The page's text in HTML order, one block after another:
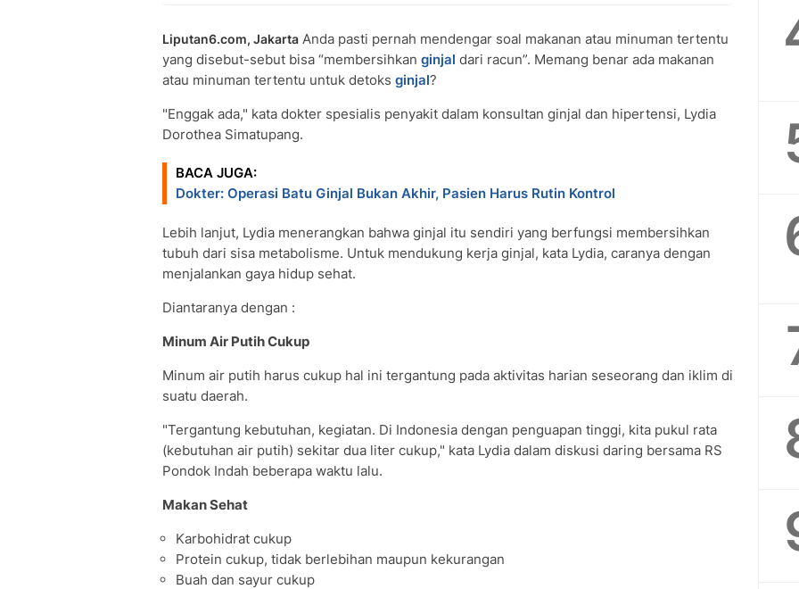
Liputan6.com, Jakarta Anda pasti pernah mendengar soal makanan atau minuman tertentu
yang disebut-sebut bisa “membersihkan ginjal dari racun”. Memang benar ada makanan
atau minuman tertentu untuk detoks ginjal?
"Enggak ada," kata dokter spesialis penyakit dalam konsultan ginjal dan hipertensi, Lydia
Dorothea Simatupang.
BACA JUGA:
Dokter: Operasi Batu Ginjal Bukan Akhir, Pasien Harus Rutin Kontrol
Lebih lanjut, Lydia menerangkan bahwa ginjal itu sendiri yang berfungsi membersihkan
tubuh dari sisa metabolisme. Untuk mendukung kerja ginjal, kata Lydia, caranya dengan
menjalankan gaya hidup sehat.
Diantaranya dengan :
Minum Air Putih Cukup
Minum air putih harus cukup hal ini tergantung pada aktivitas harian seseorang dan iklim di
suatu daerah.
"Tergantung kebutuhan, kegiatan. Di Indonesia dengan penguapan tinggi, kita pukul rata
(kebutuhan air putih) sekitar dua liter cukup," kata Lydia dalam diskusi daring bersama RS
Pondok Indah beberapa waktu lalu.
Makan Sehat
Karbohidrat cukup
Protein cukup, tidak berlebihan maupun kekurangan
Buah dan sayur cukup